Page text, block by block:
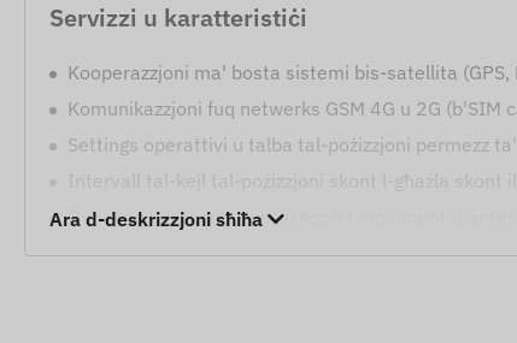
Servizzi u karatteristiċi
Kooperazzjoni ma' bosta sistemi bis-satellita
Komunikazzjoni fuq netwerks GSM 4G u 2G (b'SIM
Settings operattivi u talba tal-pożizzjoni permezz
Intervall tal-kejl tal-pożizzjoni skont l-għażla skont
Ġiroskopju integrat biex jiskopri l-moviment u
Indikatur LED biex jiġi ċċekkjat it-tħaddim, kif
Ara d-deskrizzjoni sħiħa